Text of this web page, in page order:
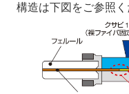
構造は下図をご参照く